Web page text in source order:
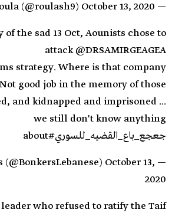
— roula (@roulash9)
October 13, 2020
the sad 13 Oct, Aounists chose to
attack@DRSAMIRGEAGEA
strategy. Where is that company
good job in the memory of those
and kidnapped and imprisoned ...
we still don't know anything
about #جعجع_باع_القضيه_للسوري
— Lebanese Bonkers (@BonkersLebanese)
October 13,
2020
who refused to ratify the Taif